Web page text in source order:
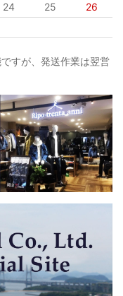
24 25
26
すが、発送作業は翌営